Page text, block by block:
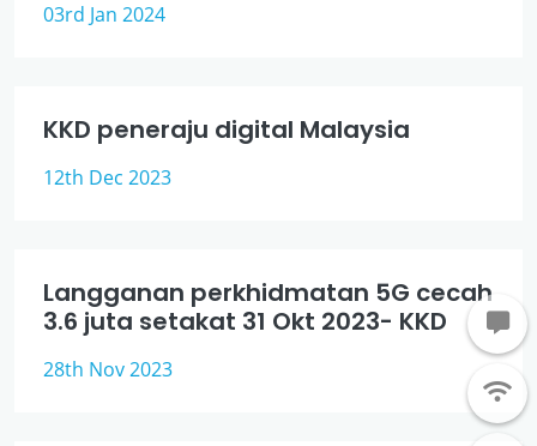
03rd Jan 2024
KKD peneraju digital Malaysia
12th Dec 2023
Langganan perkhidmatan 5G cecah
3.6 juta setakat 31 Okt 2023- KKD
28th Nov 2023